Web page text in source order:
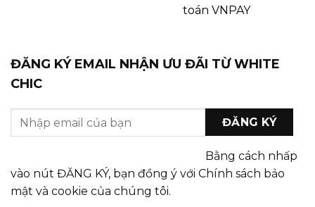
toán VNPAY
ĐĂNG KÝ EMAIL NHẬN ƯU ĐÃI TỪ WHITE
CHIC
Bằng cách nhấp
vào nút ĐĂNG KÝ, bạn đồng ý với Chính sách bảo
mật và cookie của chúng tôi.